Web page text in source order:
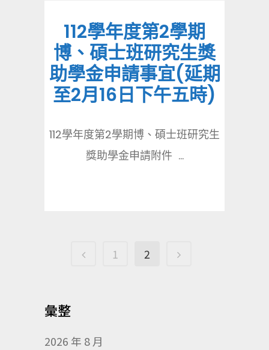
112學年度第2學期
博、碩士班研究生獎
助學金申請事宜(延期
至2月16日下午五時)
112學年度第2學期博、碩士班研究生
獎助學金申請附件 ...
1 2
彙整
2026 年 8 月